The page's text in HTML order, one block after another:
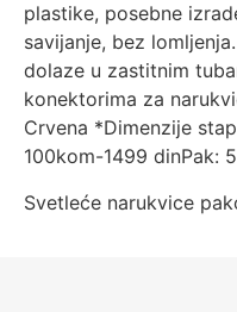
plastike, posebne
savijanje, bez
dolaze u zastitnim
konektorima za
Crvena *Dimenzije
100kom-1499 dinPak:
Svetleće narukvice